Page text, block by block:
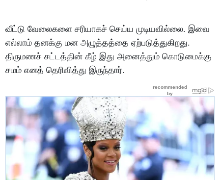
வீட்டு வேலைகளை சரியாகச் செய்ய முடியவில்லை. இவை
எல்லாம் தனக்கு மன அழுத்தத்தை ஏற்படுத்துகிறது.
திருமணச் சட்டத்தின் கீழ் இது அனைத்தும் கொடுமைக்கு
சமம் எனத் தெரிவித்து இருந்தார்.